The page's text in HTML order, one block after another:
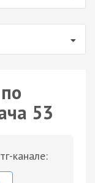
53
канале: